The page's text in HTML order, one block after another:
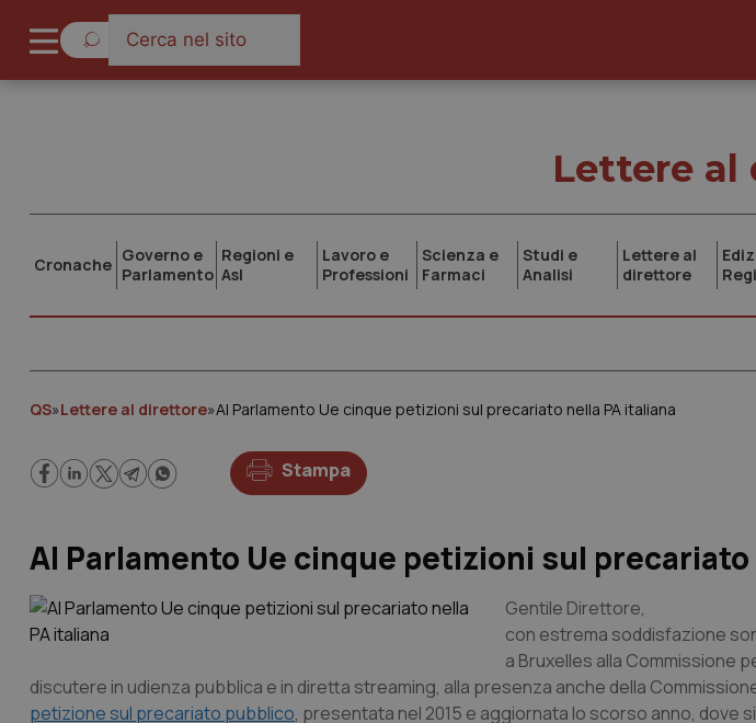
Lettere al
Cronache Governo e
Parlamento
Regioni e
Asl
Lavoro e
Professioni
Scienza e
Farmaci
Studi e
Analisi
Lettere al
direttore
QS»Lettere al direttore»Al Parlamento Ue cinque petizioni sul precariato nella PA italiana
Stampa
Al Parlamento Ue cinque petizioni sul precariato
Gentile Direttore,
con estrema soddisfazione
a Bruxelles alla Commissione
discutere in udienza pubblica e in diretta streaming, alla presenza anche della
petizione sul precariato pubblico, presentata nel 2015 e aggiornata lo scorso anno, dove